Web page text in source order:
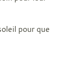
pour que